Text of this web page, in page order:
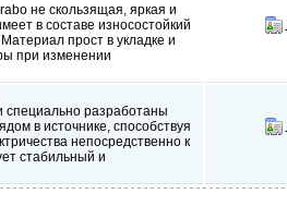
не скользящая, яркая и
в составе износостойкий
прост в укладке и
при изменении
разработаны
в источнике, способствуя
непосредственно к
стабильный и